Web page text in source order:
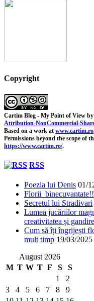
Copyright
Cartim Blog - My Point of View by
Attribution-NonCommercial-
Based on a work at www.cartim.ro
Permissions beyond the scope of
https://www.cartim.ro/.
RSS
Poezia lui Denis 01/
Florii binecuvantate!!
Secretul lui Stradivari
Lumea jucăriilor
creativitatea și
Cum să îți îngrijești
mult timp 19/03/2025
August 2026
M T W T F S
S
1
2
3
4 5 6 7 8
9